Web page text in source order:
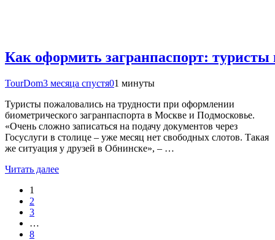
Как оформить загранпаспорт:
TourDom3 месяца спустя01 минуты
Туристы пожаловались на трудности при оформлении
биометрического загранпаспорта в Москве и Подмосковье.
«Очень сложно записаться на подачу документов через
Госуслуги в столице – уже месяц нет свободных слотов. Такая
же ситуация у друзей в Обнинске», – …
Читать далее
1
2
3
…
8